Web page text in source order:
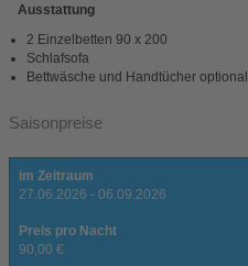
Ausstattung
2 Einzelbetten 90 x 200
Schlafsofa
Bettwäsche und Handtücher optional
Saisonpreise
im Zeitraum
27.06.2026 - 06.09.2026
Preis pro Nacht
90,00 €